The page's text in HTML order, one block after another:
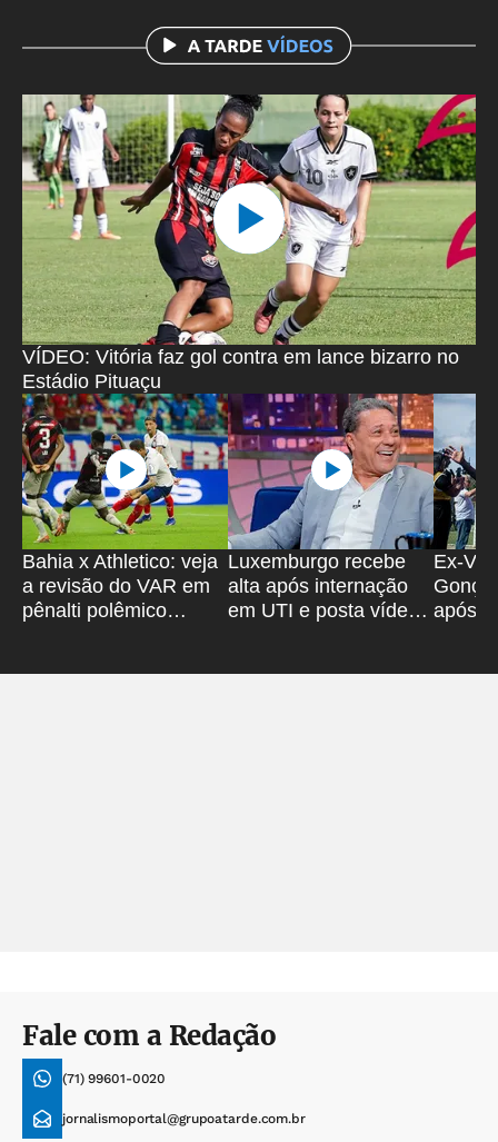
VÍDEO: Vitória faz gol contra em lance bizarro no
Estádio Pituaçu
Bahia x Athletico: veja
a revisão do VAR em
pênalti polêmico
Luxemburgo recebe
alta após internação
em UTI e posta vídeo;
Ex-
após
Fale com a Redação
(71) 99601-0020
jornalismoportal@grupoatarde.com.br